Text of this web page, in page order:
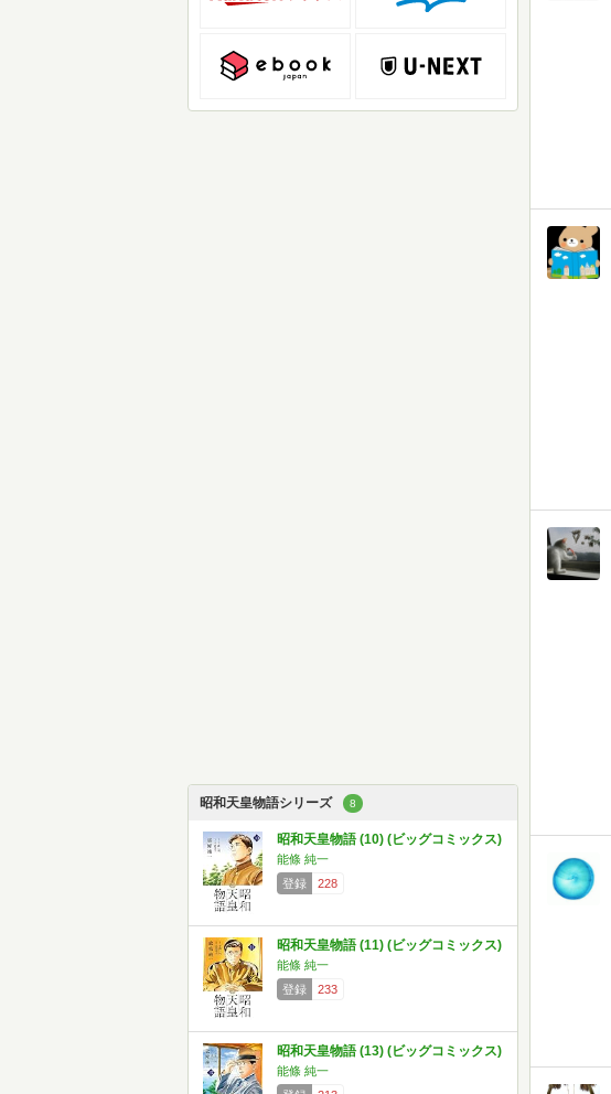
昭和天皇物語シリーズ 8
昭和天皇物語 (10) (ビッグコミックス)
能條 純一
登録
228
昭和天皇物語 (11) (ビッグコミックス)
能條 純一
登録
233
昭和天皇物語 (13) (ビッグコミックス)
能條 純一